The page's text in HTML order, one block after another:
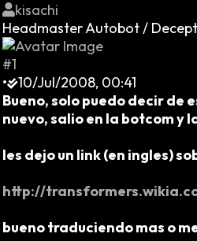
kisachi
Headmaster Autobot /
#1
•
10/Jul/2008, 00:41
Bueno, solo puedo decir de
nuevo, salio en la botcom y
les dejo un link (en ingles)
http://
bueno traduciendo mas o